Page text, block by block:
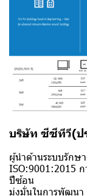
บริษัท ซีซีทีวี(ป
ผู้นำด้านระบบรักษ
ISO:9001:2015 ก
ปีซ้อน
มุ่งมั่นในการพัฒนา